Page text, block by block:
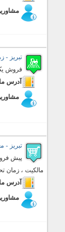
تبریز - زمین
فروش یک قطعه
آدرس
تبریز - مغازه
مالکیت ، زمان تحویل اواخر سال
آدرس